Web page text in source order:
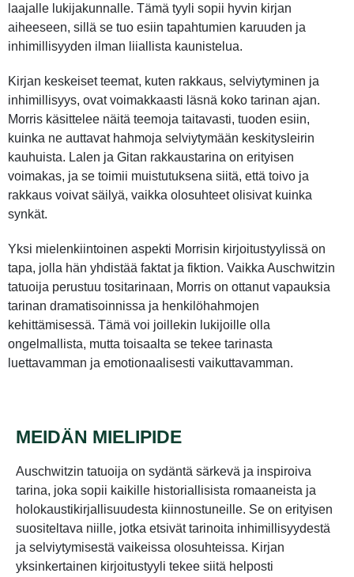
laajalle lukijakunnalle. Tämä tyyli sopii hyvin kirjan
aiheeseen, sillä se tuo esiin tapahtumien karuuden ja
inhimillisyyden ilman liiallista kaunistelua.
Kirjan keskeiset teemat, kuten rakkaus, selviytyminen ja
inhimillisyys, ovat voimakkaasti läsnä koko tarinan ajan.
Morris käsittelee näitä teemoja taitavasti, tuoden esiin,
kuinka ne auttavat hahmoja selviytymään keskitysleirin
kauhuista. Lalen ja Gitan rakkaustarina on erityisen
voimakas, ja se toimii muistutuksena siitä, että toivo ja
rakkaus voivat säilyä, vaikka olosuhteet olisivat kuinka
synkät.
Yksi mielenkiintoinen aspekti Morrisin kirjoitustyylissä on
tapa, jolla hän yhdistää faktat ja fiktion. Vaikka Auschwitzin
tatuoija perustuu tositarinaan, Morris on ottanut vapauksia
tarinan dramatisoinnissa ja henkilöhahmojen
kehittämisessä. Tämä voi joillekin lukijoille olla
ongelmallista, mutta toisaalta se tekee tarinasta
luettavamman ja emotionaalisesti vaikuttavamman.
MEIDÄN MIELIPIDE
Auschwitzin tatuoija on sydäntä särkevä ja inspiroiva
tarina, joka sopii kaikille historiallisista romaaneista ja
holokaustikirjallisuudesta kiinnostuneille. Se on erityisen
suositeltava niille, jotka etsivät tarinoita inhimillisyydestä
ja selviytymisestä vaikeissa olosuhteissa. Kirjan
yksinkertainen kirjoitustyyli tekee siitä helposti